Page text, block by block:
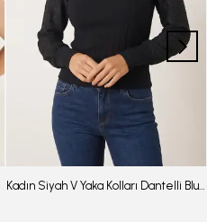
Kadın Siyah V Yaka Kolları Dantelli Bluz ARM-26K001081